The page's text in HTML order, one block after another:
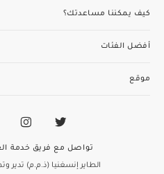
كيف يمكننا مساعدتك؟
أفضل الفئات
موقع
الطاير إنسغنيا (ذ.م.م) تدير
تواصل مع فريق خدمة